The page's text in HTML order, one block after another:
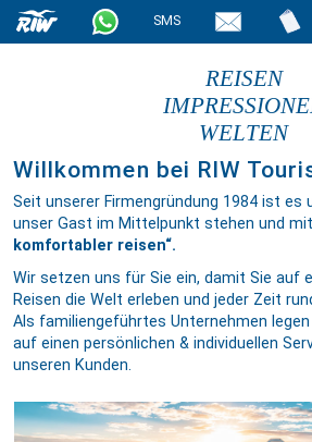
SMS
REISEN
WELTEN
Willkommen bei RIW
Seit unserer Firmengründung 1984 ist es
unser Gast im Mittelpunkt stehen und
komfortabler reisen“.
Wir setzen uns für Sie ein, damit Sie auf
Reisen die Welt erleben und jeder Zeit
Als familiengeführtes Unternehmen
auf einen persönlichen & individuellen
unseren Kunden.